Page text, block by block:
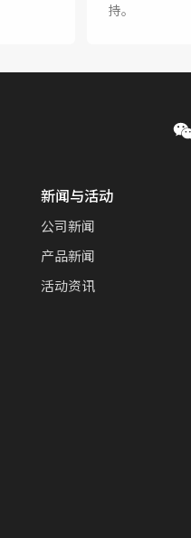
持。
新闻与活动
公司新闻
产品新闻
活动资讯